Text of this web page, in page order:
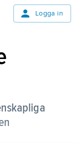
Logga in